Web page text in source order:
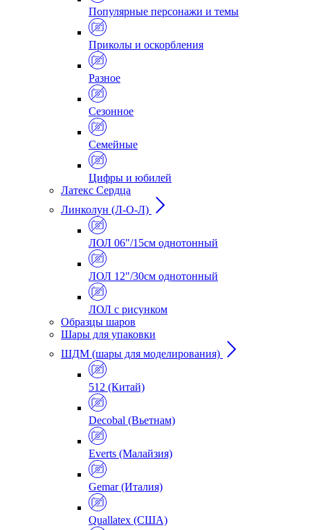
Популярные персонажи и темы
Приколы и оскорбления
Разное
Сезонное
Семейные
Цифры и юбилей
Латекс Сердца
Линколун (Л-О-Л)
ЛОЛ 06"/15см однотонный
ЛОЛ 12"/30см однотонный
ЛОЛ с рисунком
Образцы шаров
Шары для упаковки
ШДМ (шары для моделирования)
512 (Китай)
Decobal (Вьетнам)
Everts (Малайзия)
Gemar (Италия)
Quallatex (США)